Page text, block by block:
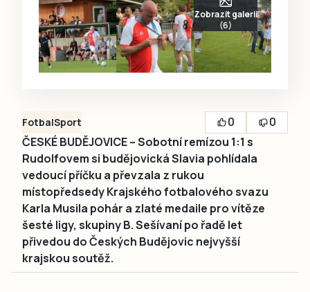
Zobrazit galerii
(6)
FotbalSport 0
0
ČESKÉ BUDĚJOVICE – Sobotní remízou 1:1 s
Rudolfovem si budějovická Slavia pohlídala
vedoucí příčku a převzala z rukou
místopředsedy Krajského fotbalového svazu
Karla Musila pohár a zlaté medaile pro vítěze
šesté ligy, skupiny B. Sešívaní po řadě let
přivedou do Českých Budějovic nejvyšší
krajskou soutěž.